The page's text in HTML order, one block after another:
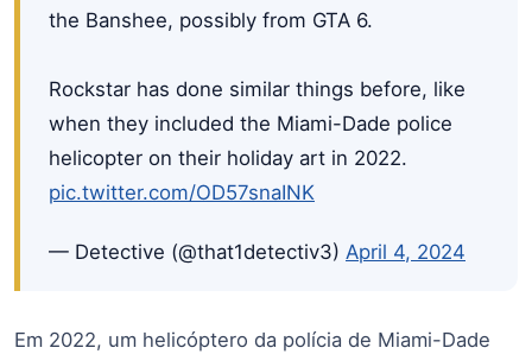
the Banshee, possibly from GTA 6.
Rockstar has done similar things before, like
when they included the Miami-Dade police
helicopter on their holiday art in 2022.
pic.twitter.com/OD57snaINK
— Detective (@that1detectiv3) April 4, 2024
Em 2022, um helicóptero da polícia de Miami-Dade